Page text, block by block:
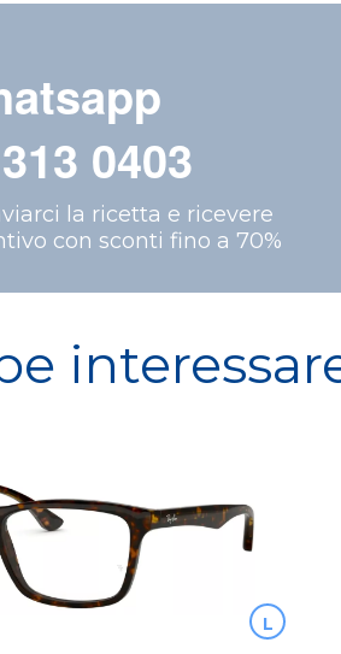
0403
la ricetta e ricevere
con sconti fino a 70%
L